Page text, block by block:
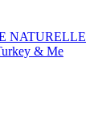
NATURELLE
& Me